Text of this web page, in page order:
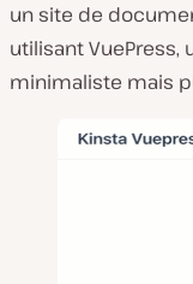
un site de
utilisant VuePress,
minimaliste mais